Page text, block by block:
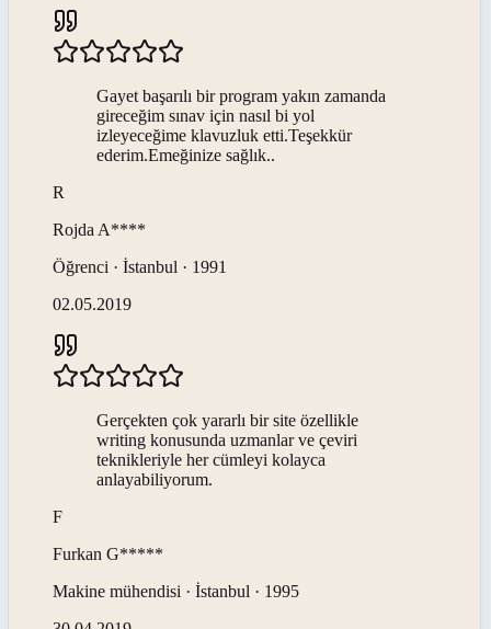
Gayet başarılı bir program yakın zamanda
gireceğim sınav için nasıl bi yol
izleyeceğime klavuzluk etti.Teşekkür
ederim.Emeğinize sağlık..
R
Rojda A****
Öğrenci · İstanbul · 1991
02.05.2019
Gerçekten çok yararlı bir site özellikle
writing konusunda uzmanlar ve çeviri
teknikleriyle her cümleyi kolayca
anlayabiliyorum.
F
Furkan G*****
Makine mühendisi · İstanbul · 1995